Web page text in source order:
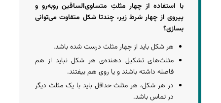
با استفاده از چهار مثلثِ متساوی‌الساقین روبه‌رو و
پیروی از چهار شرط زیر، چندتا شکل متفاوت می‌توانی
بسازی؟
هر شکل باید از چهار مثلث درست شده باشد.
مثلث‌های تشکیل دهنده‌‌ی هر شکل نباید از هم
فاصله داشته باشند و یا روی هم بیفتند.
در هر شکل، هر مثلث حداقل باید با یک مثلث دیگر
در تماس باشد.